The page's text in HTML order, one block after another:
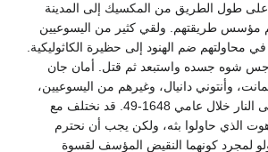
على طول الطريق من المكسيك إلى المدينة
مؤسس طريقتهم. ولقي كثير من اليسوعيين
محاولتهم ضم الهنود إلى حظيرة الكاثوليكية.
شوه جسده واستبعد ثم قتل. أمان جان
وأنتوني دانيال، وغيرهم من اليسوعيين،
فقد احرقوا أو غلوا على النار خلال عامي 1648-49. قد نختلف مع
الذي حاولوا بثه، ولكن يجب أن نحترم
لمجرد كونهما النقيض المؤسف لقسوة